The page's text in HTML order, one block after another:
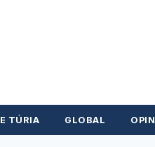
TÚRIA GLOBAL